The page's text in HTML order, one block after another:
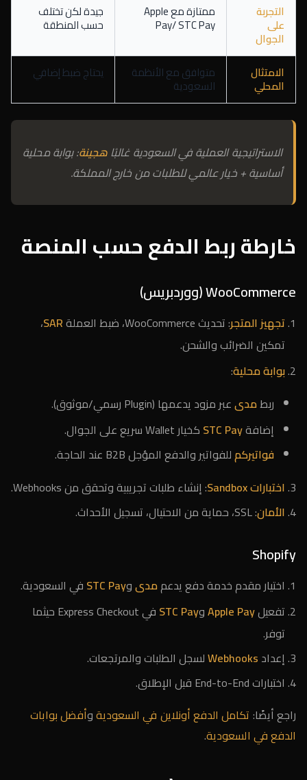
التجربة
على
الجوال
ممتازة مع Apple
Pay/ STC Pay
جيدة لكن تختلف
حسب المنطقة
الامتثال
المحلي
متوافق مع الأنظمة
السعودية
يحتاج ضبط إضافي
الاستراتيجية العملية في السعودية غالبًاهجينة: بوابة محلية
أساسية + خيار عالمي للطلبات من خارج المملكة.
خارطة ربط الدفع حسب المنصة
WooCommerce (ووردبريس)
تجهيز المتجر: تحديث WooCommerce، ضبط العملة SAR،
تمكين الضرائب والشحن.
بوابة محلية:
ربطمدىعبر مزود يدعمها (Plugin رسمي/موثوق).
إضافةSTC Pay كخيار Wallet سريع على الجوال.
فواتيركمللفواتير والدفع المؤجل B2B عند الحاجة.
اختبارات Sandbox
: إنشاء طلبات تجريبية وتحقق من Webhooks.
الأمان: SSL، حماية من الاحتيال، تسجيل الأحداث.
Shopify
اختيار مقدم خدمة دفع يدعممدىوSTC Pay في السعودية.
تفعيلApple PayوSTC Pay
في Express Checkout حيثما
توفر.
إعداد Webhooksلسجل الطلبات والمرتجعات.
اختبارات End-to-End قبل الإطلاق.
راجع أيضًا: تكامل الدفع أونلاين في السعوديةوأفضل بوابات
الدفع في السعودية.